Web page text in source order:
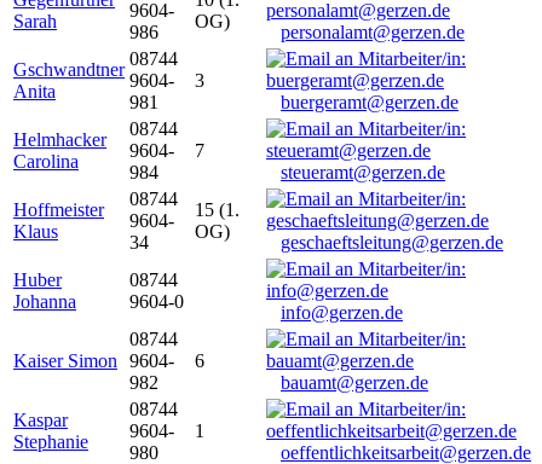
Sarah
9604-
986
OG)
personalamt@gerzen.de
Gschwandtner
Anita
08744
9604-
981
3
buergeramt@gerzen.de
Helmhacker
Carolina
08744
9604-
984
7
steueramt@gerzen.de
Hoffmeister
Klaus
08744
9604-
34
15 (1.
OG)
geschaeftsleitung@gerzen.de
Huber
Johanna
08744
9604-0
info@gerzen.de
Kaiser Simon
08744
9604-
982
6
bauamt@gerzen.de
Kaspar
Stephanie
08744
9604-
980
1
oeffentlichkeitsarbeit@gerzen.de